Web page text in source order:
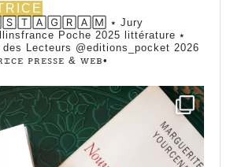
⭑ Jury
Poche 2025 littérature ⭑
Lecteurs @editions_pocket 2026
ꮲꭱꭼꮪꮪꭼ & ꮃꭼᏼ•